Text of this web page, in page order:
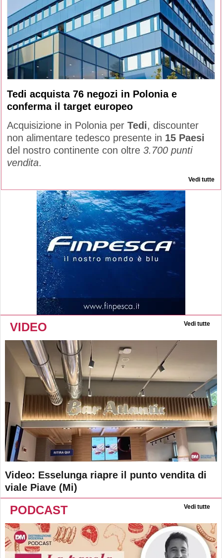
Tedi acquista 76 negozi in Polonia e
conferma il target europeo
Acquisizione in Polonia per Tedi, discounter
non alimentare tedesco presente in 15 Paesi
del nostro continente con oltre 3.700 punti
vendita.
Vedi tutte
VIDEO Vedi tutte
Video: Esselunga riapre il punto vendita di
viale Piave (Mi)
PODCAST Vedi tutte